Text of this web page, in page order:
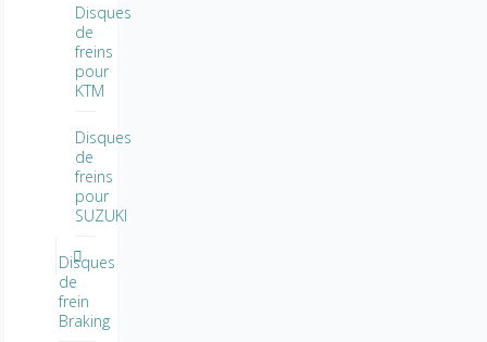
Disques
de
freins
pour
KTM
Disques
de
freins
pour
SUZUKI
Disques
de
frein
Braking